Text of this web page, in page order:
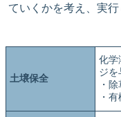
ていくかを考え、実行
土壌保全
化学
ジを
・
・